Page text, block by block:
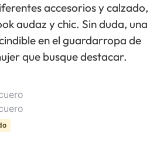
accesorios y calzado,
audaz y chic. Sin duda, una
en el guardarropa de
que busque destacar.